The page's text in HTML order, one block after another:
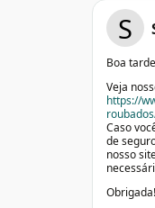
S
Boa
Veja
https://
Caso
de
nosso
Obrigada!